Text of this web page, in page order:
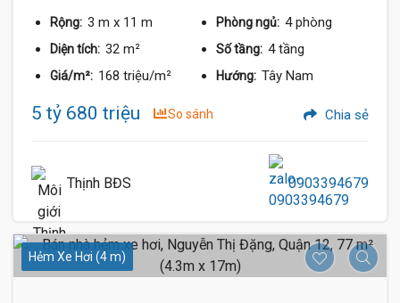
Rộng: 3 m x 11 m Phòng ngủ: 4 phòng
Diện tích: 32 m² Số tầng: 4 tầng
Giá/m²: 168 triệu/m² Hướng: Tây Nam
5 tỷ 680 triệu So sánh Chia sẻ
Thịnh BĐS 0903394679
Hẻm Xe Hơi (4 m)